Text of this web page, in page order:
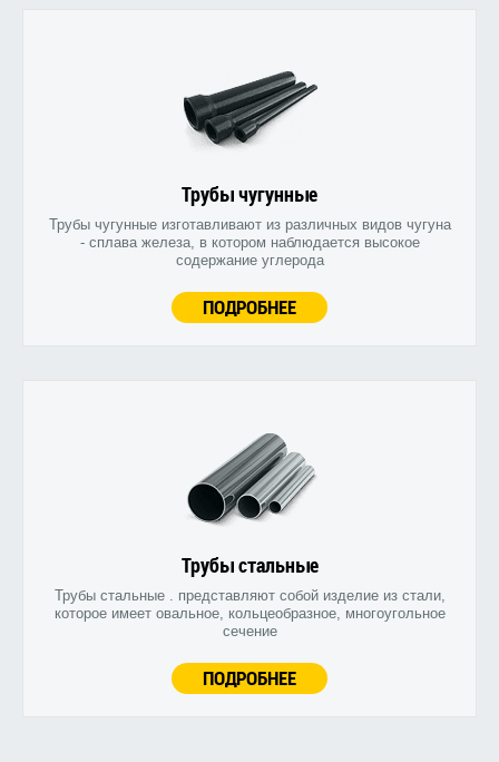
Трубы чугунные
Трубы чугунные изготавливают из различных видов чугуна
- сплава железа, в котором наблюдается высокое
содержание углерода
ПОДРОБНЕЕ
Трубы стальные
Трубы стальные . представляют собой изделие из стали,
которое имеет овальное, кольцеобразное, многоугольное
сечение
ПОДРОБНЕЕ